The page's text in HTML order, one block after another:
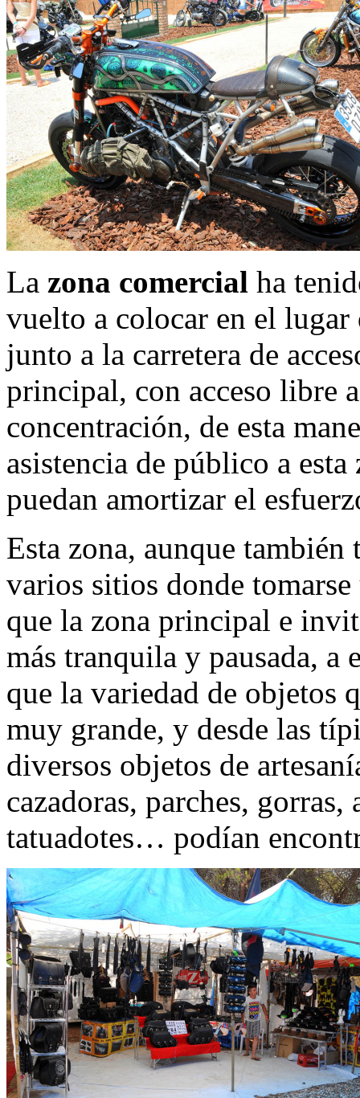
La zona comercial ha
vuelto a colocar en el
junto a la carretera de
principal, con acceso libre
concentración, de esta
asistencia de público a
puedan amortizar el
Esta zona, aunque
varios sitios donde
que la zona principal e
más tranquila y pausada, a
que la variedad de objetos
muy grande, y desde las
diversos objetos de
cazadoras, parches,
tatuadotes… podían